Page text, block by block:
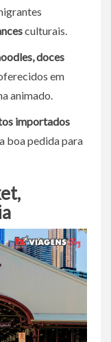
culturais.
doces
em
animado.
importados
boa pedida para